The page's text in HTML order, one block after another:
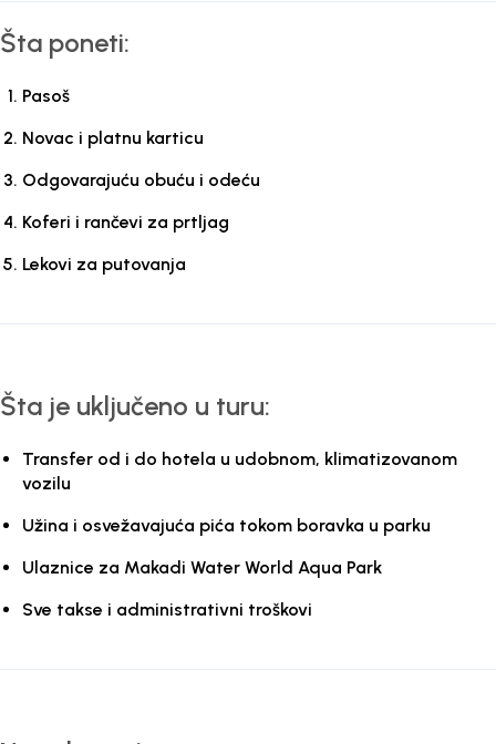
Šta poneti:
Pasoš
Novac i platnu karticu
Odgovarajuću obuću i odeću
Koferi i rančevi za prtljag
Lekovi za putovanja
Šta je uključeno u turu:
Transfer od i do hotela u udobnom, klimatizovanom
vozilu
Užina i osvežavajuća pića tokom boravka u parku
Ulaznice za Makadi Water World Aqua Park
Sve takse i administrativni troškovi